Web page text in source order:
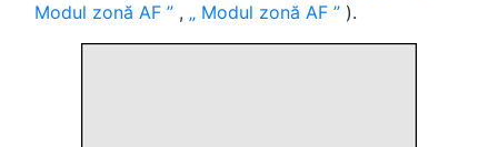
Modul zonă AF
, Modul zonă AF ).